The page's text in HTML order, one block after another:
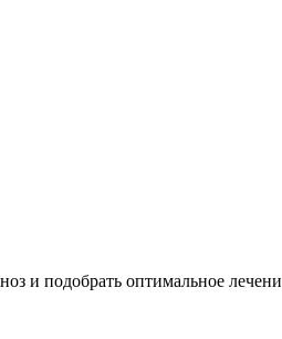
и подобрать оптимальное